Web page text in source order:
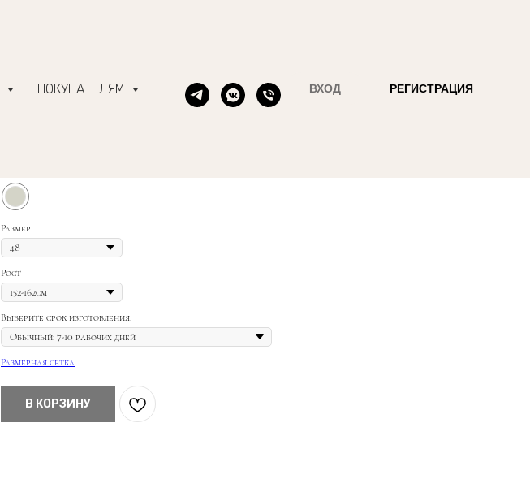
ПОКУПАТЕЛЯМ ВХОД РЕГИСТРАЦИЯ
Топ с принтом, вискоза креш
Размер
Рост
Выберите срок изготовления:
Размерная сетка
В КОРЗИНУ